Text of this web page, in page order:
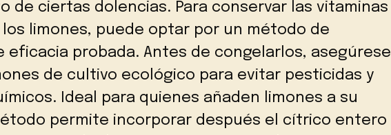
de ciertas dolencias. Para conservar las vitaminas
los limones, puede optar por un método de
eficacia probada. Antes de congelarlos, asegúrese
de cultivo ecológico para evitar pesticidas y
Ideal para quienes añaden limones a su
permite incorporar después el cítrico entero